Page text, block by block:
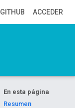
GITHUB ACCEDER
En esta página
Resumen